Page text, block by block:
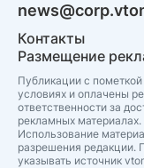
Контакты
Размещение
Публикации с
условиях и оплачены
ответственности за
рекламных материалах.
Использование
разрешения редакции.
указывать источник